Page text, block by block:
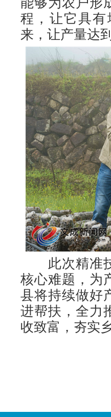
程，让它具
来，让产量达
此次精准技
核心难题，为
县将持续做好
进帮扶，全力
收致富，夯实